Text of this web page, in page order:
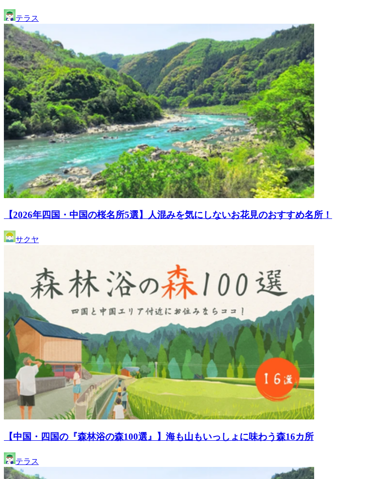
テラス
【2026年四国・中国の桜名所5選】人混みを気にしないお花見のおすすめ名所！
サクヤ
【中国・四国の『森林浴の森100選』】海も山もいっしょに味わう森16カ所
テラス